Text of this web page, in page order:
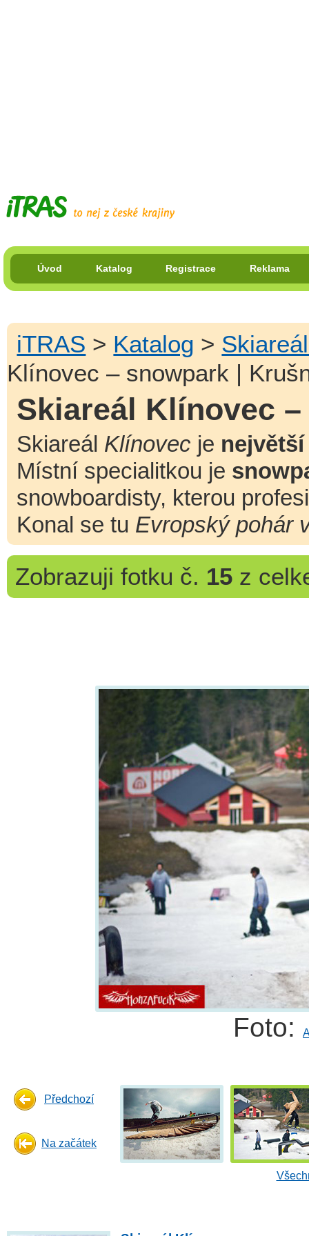
Úvod Katalog Registrace Reklama
iTRAS > Katalog >
Klínovec – snowpark |
Skiareál Klínovec
Skiareál Klínovec je
Místní specialitkou je
snowboardisty, kterou
Konal se tu Evropský pohár
Zobrazuji fotku č. 15z
Foto:
Předchozí
Na začátek